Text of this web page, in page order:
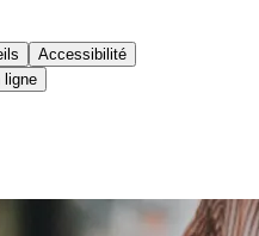
Accessibilité
ligne